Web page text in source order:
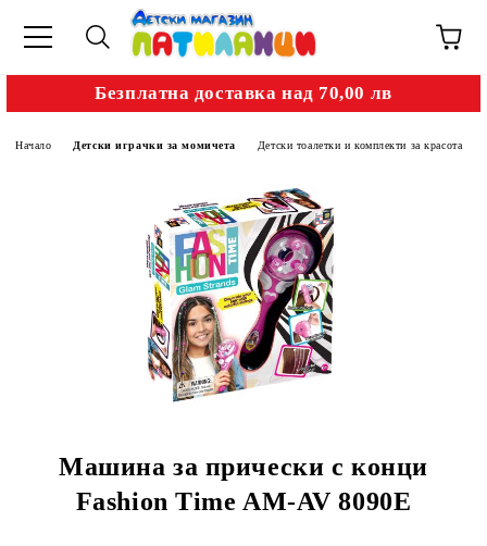
Безплатна доставка над 70,00 лв
Начало Детски играчки за момичета Детски тоалетки и комплекти за красота
Машина за прически с конци
Fashion Time AM-AV 8090E